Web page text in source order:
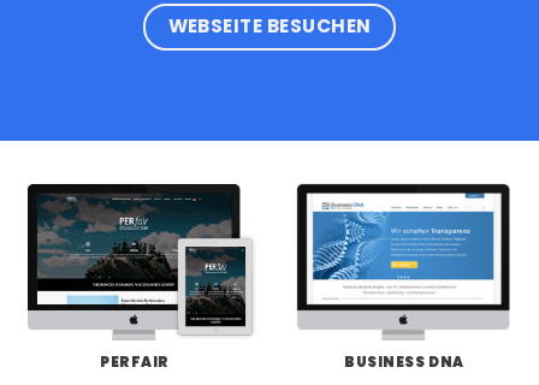
WEBSEITE BESUCHEN
PERFAIR BUSINESS DNA